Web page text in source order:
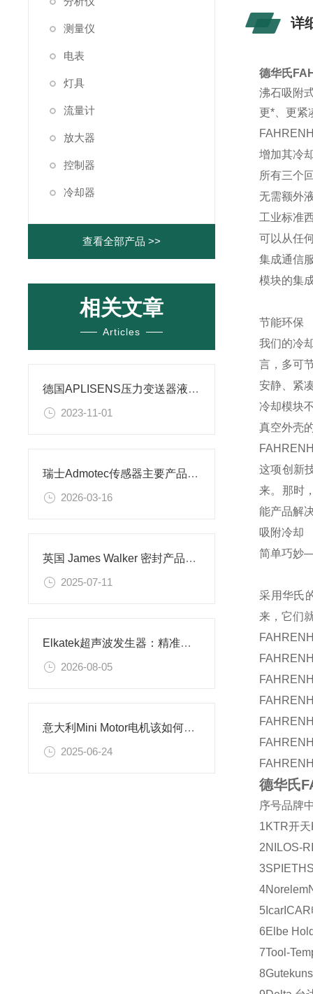
测量仪
电表
灯具
流量计
放大器
控制器
冷却器
查看全部产品 >>
相关文章
Articles
德国APLISENS压力变送器液位探头介绍
2023-11-01
瑞士Admotec传感器主要产品及应用场景解析
2026-03-16
英国 James Walker 密封产品技术解析
2025-07-11
Elkatek超声波发生器：精准频率控制，适配多场景超声应用
2026-08-05
意大利Mini Motor电机该如何选型？
2025-06-24
详
德华氏
沸石吸附
更*、更紧
增加其冷
所有三个
无需额外
工业标准
可以从任
集成通信
模块的集
节能环保
我们的冷
言，多可
安静、紧
冷却模块
真空外壳
这项创新
来。那时
能产品解
吸附冷却
简单巧妙
采用华氏
来，它们
德华氏
序号品牌
1KTR开天
2NILOS-
3SPIETH
4Norelem
5 Icar ICAR
6Elbe
7Tool-
8